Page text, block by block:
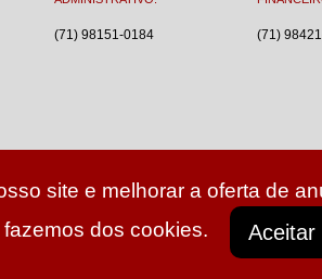
(71) 98151-0184 (71)
do Estado da Bahia - Todos os direitos
site e melhorar a oferta de
dos cookies.
Aceitar